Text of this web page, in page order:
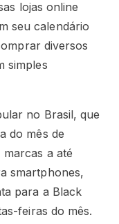
lojas online
seu calendário
diversos
simples
no Brasil, que
do mês de
a até
smartphones,
para a Black
feiras do mês.